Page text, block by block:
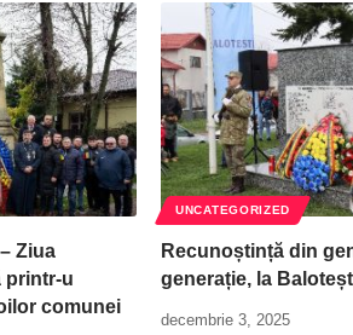
Ziua
printr-u
comunei
UNCATEGORIZED
Recunoștință din
generație, la
decembrie 3, 2025